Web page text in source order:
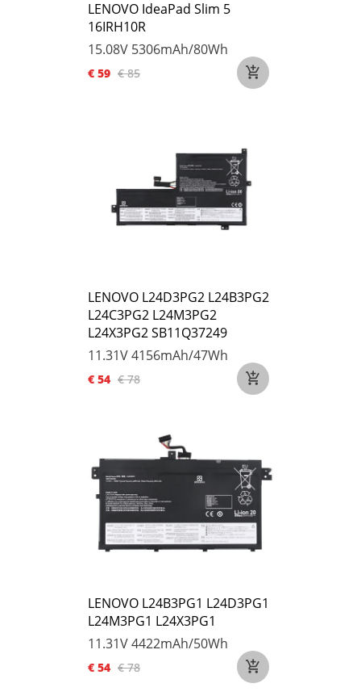
LENOVO IdeaPad Slim 5
16IRH10R
15.08V 5306mAh/80Wh
€ 59 € 85
LENOVO L24D3PG2 L24B3PG2
L24C3PG2 L24M3PG2
L24X3PG2 SB11Q37249
11.31V4156mAh/47Wh
€ 54 € 78
LENOVO L24B3PG1 L24D3PG1
L24M3PG1 L24X3PG1
11.31V4422mAh/50Wh
€ 54 € 78